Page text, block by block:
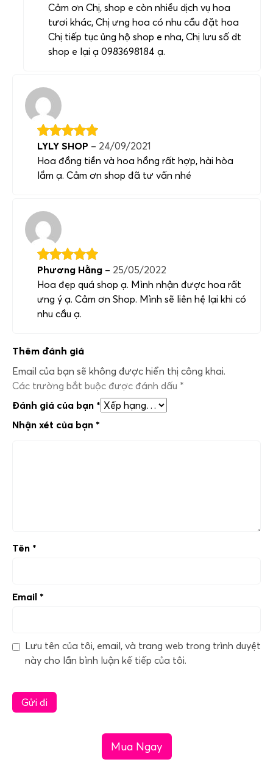
Cảm ơn Chị, shop e còn nhiều dịch vụ hoa
tươi khác, Chị ưng hoa có nhu cầu đặt hoa
Chị tiếp tục ủng hộ shop e nha, Chị lưu số dt
shop e lại ạ 0983698184 ạ.
LYLY SHOP – 24/09/2021
Hoa đồng tiền và hoa hồng rất hợp, hài hòa
lắm ạ. Cảm ơn shop đã tư vấn nhé
Phương Hằng – 25/05/2022
Hoa đẹp quá shop ạ. Mình nhận được hoa rất
ưng ý ạ. Cảm ơn Shop. Mình sẽ liên hệ lại khi có
nhu cầu ạ.
Thêm đánh giá
Email của bạn sẽ không được hiển thị công khai.
Các trường bắt buộc được đánh dấu *
Đánh giá của bạn *
Nhận xét của bạn *
Tên *
Email *
Lưu tên của tôi, email, và trang web trong trình duyệt
này cho lần bình luận kế tiếp của tôi.
Mua Ngay